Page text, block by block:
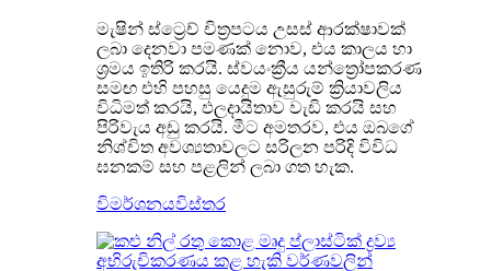
මැෂින් ස්ට්‍රෙච් චිත්‍රපටය උසස් ආරක්ෂාවක්
ලබා දෙනවා පමණක් නොව, එය කාලය හා
ශ්‍රමය ඉතිරි කරයි. ස්වයංක්‍රීය යන්ත්‍රෝපකරණ
සමඟ එහි පහසු යෙදුම ඇසුරුම් ක්‍රියාවලිය
විධිමත් කරයි, ඵලදායිතාව වැඩි කරයි සහ
පිරිවැය අඩු කරයි. මීට අමතරව, එය ඔබගේ
නිශ්චිත අවශ්‍යතාවලට සරිලන පරිදි විවිධ
ඝනකම් සහ පළලින් ලබා ගත හැක.
විමර්ශනයවිස්තර